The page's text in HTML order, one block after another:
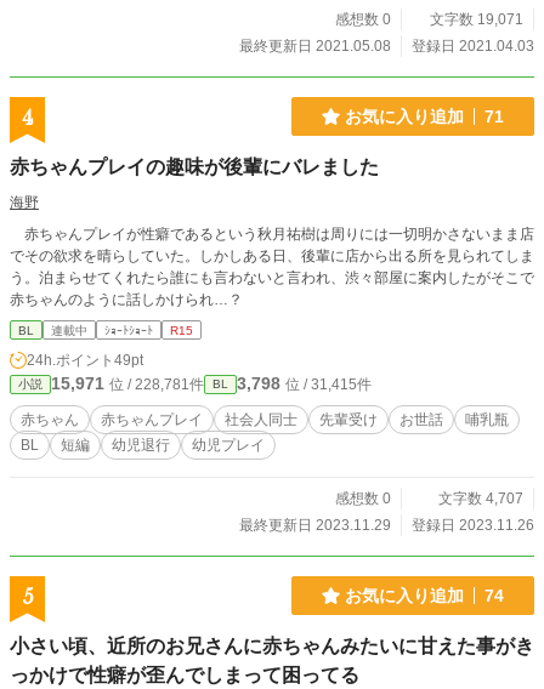
感想数 0
文字数 19,071
最終更新日 2021.05.08
登録日 2021.04.03
4 お気に入り追加 71
赤ちゃんプレイの趣味が後輩にバレました
海野
赤ちゃんプレイが性癖であるという秋月祐樹は周りには一切明かさないまま店
でその欲求を晴らしていた。しかしある日、後輩に店から出る所を見られてしま
う。泊まらせてくれたら誰にも言わないと言われ、渋々部屋に案内したがそこで
赤ちゃんのように話しかけられ…？
BL 連載中 ｼｮｰﾄｼｮｰﾄ R15
24h.ポイント 49pt
小説 15,971 位 / 228,781件 BL 3,798 位 / 31,415件
赤ちゃん 赤ちゃんプレイ 社会人同士 先輩受け お世話
哺乳瓶
BL
短編 幼児退行 幼児プレイ
感想数 0
文字数 4,707
最終更新日 2023.11.29
登録日 2023.11.26
5 お気に入り追加 74
小さい頃、近所のお兄さんに赤ちゃんみたいに甘えた事がき
っかけで性癖が歪んでしまって困ってる